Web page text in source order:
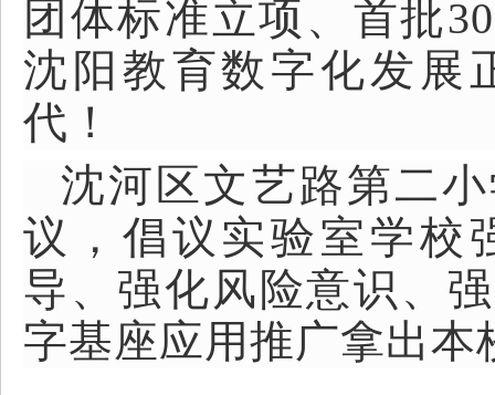
团体标准立项、首批
沈阳教育数字化发展
代！
沈河区文艺路第二
议，倡议实验室学校
导、强化风险意识、
字基座应用推广拿出